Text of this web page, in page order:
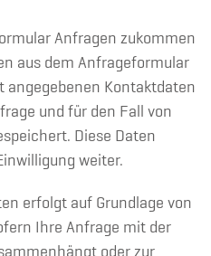
Anfragen zukommen
aus dem Anfrageformular
angegebenen Kontaktdaten
und für den Fall von
Diese Daten
weiter.
erfolgt auf Grundlage von
Ihre Anfrage mit der
oder zur